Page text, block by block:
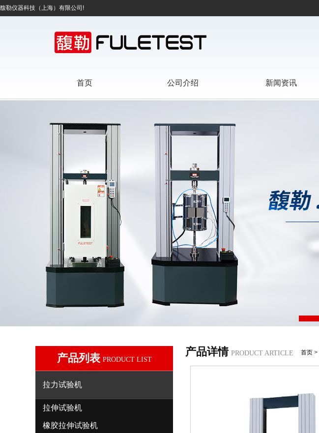
馥勒仪器科技（上海）有限公司!
首页 公司介绍 新闻资讯
产品列表 PRODUCT LIST
拉力试验机
拉伸试验机
橡胶拉伸试验机
产品详情 PRODUCT ARTICLE 首页 >